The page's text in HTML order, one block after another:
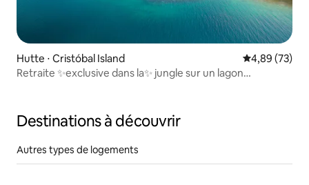
Hutte ⋅ Cristóbal Island Évaluation
4,89 (73)
Retraite ✨exclusive dans la✨ jungle sur un lagon
Destinations à découvrir
Autres types de logements